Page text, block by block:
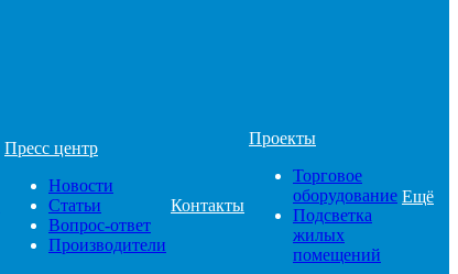
Пресс центр
Новости
Статьи
Вопрос-ответ
Производители
Контакты
Проекты
Торговое
оборудование
Подсветка
жилых
помещений
Ещё